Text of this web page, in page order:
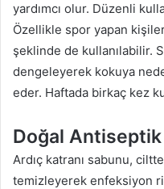
yardımcı olur. Düzenli
Özellikle spor yapan
şeklinde de kullanılabilir.
dengeleyerek kokuya
eder. Haftada birkaç kez
Doğal
Ardıç katranı sabunu,
temizleyerek enfeksiyon